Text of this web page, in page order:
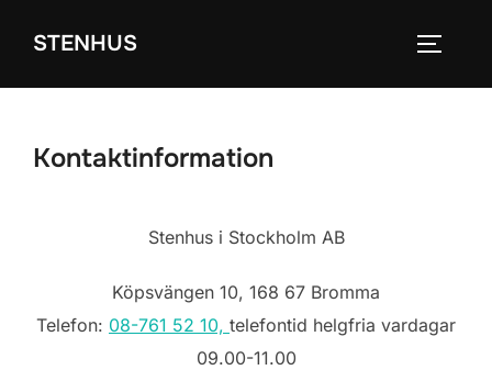
STENHUS
Kontaktinformation
Stenhus i Stockholm AB
Köpsvängen 10, 168 67 Bromma
Telefon: 08-761 52 10, telefontid helgfria vardagar
09.00-11.00